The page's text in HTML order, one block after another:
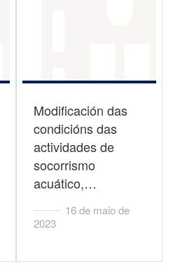
Modificación das
condicións das
actividades de
socorrismo
acuático,…
16 de maio de
2023